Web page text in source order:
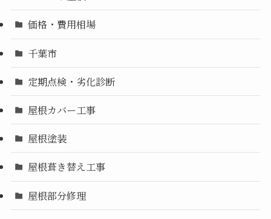
価格・費用相場
千葉市
定期点検・劣化診断
屋根カバー工事
屋根塗装
屋根葺き替え工事
屋根部分修理